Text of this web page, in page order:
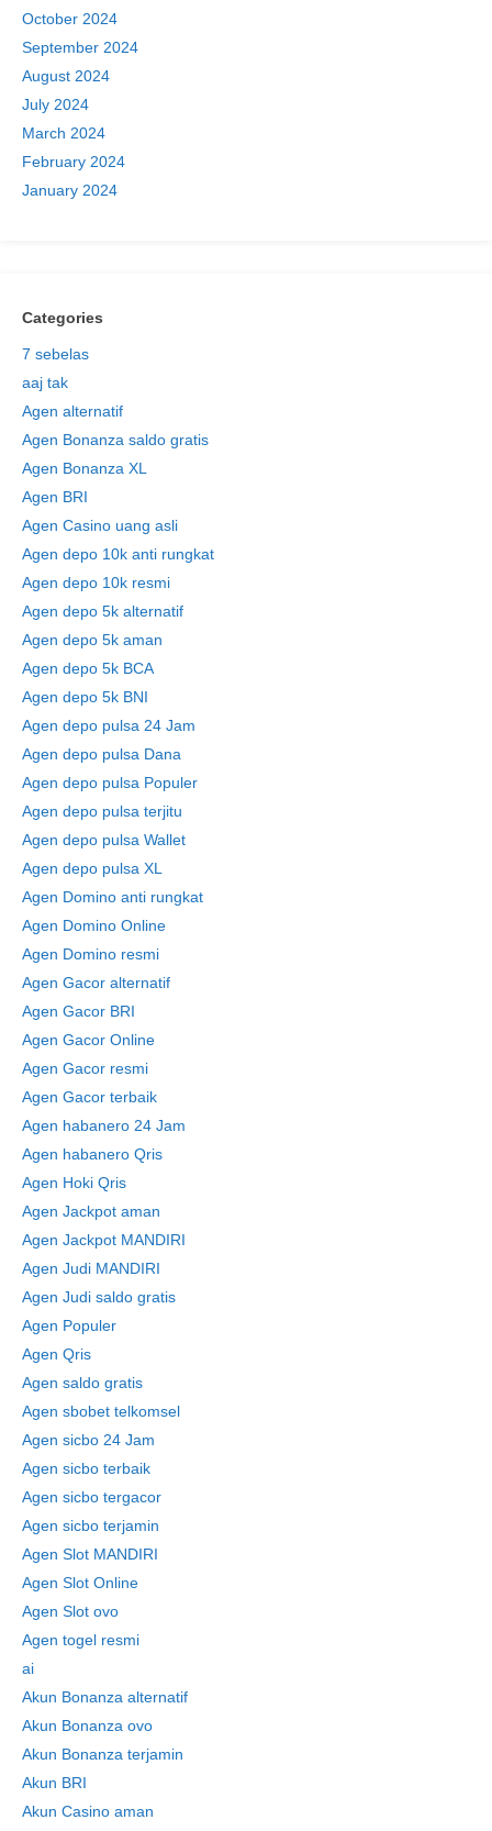
October 2024
September 2024
August 2024
July 2024
March 2024
February 2024
January 2024
Categories
7 sebelas
aaj tak
Agen alternatif
Agen Bonanza saldo gratis
Agen Bonanza XL
Agen BRI
Agen Casino uang asli
Agen depo 10k anti rungkat
Agen depo 10k resmi
Agen depo 5k alternatif
Agen depo 5k aman
Agen depo 5k BCA
Agen depo 5k BNI
Agen depo pulsa 24 Jam
Agen depo pulsa Dana
Agen depo pulsa Populer
Agen depo pulsa terjitu
Agen depo pulsa Wallet
Agen depo pulsa XL
Agen Domino anti rungkat
Agen Domino Online
Agen Domino resmi
Agen Gacor alternatif
Agen Gacor BRI
Agen Gacor Online
Agen Gacor resmi
Agen Gacor terbaik
Agen habanero 24 Jam
Agen habanero Qris
Agen Hoki Qris
Agen Jackpot aman
Agen Jackpot MANDIRI
Agen Judi MANDIRI
Agen Judi saldo gratis
Agen Populer
Agen Qris
Agen saldo gratis
Agen sbobet telkomsel
Agen sicbo 24 Jam
Agen sicbo terbaik
Agen sicbo tergacor
Agen sicbo terjamin
Agen Slot MANDIRI
Agen Slot Online
Agen Slot ovo
Agen togel resmi
ai
Akun Bonanza alternatif
Akun Bonanza ovo
Akun Bonanza terjamin
Akun BRI
Akun Casino aman